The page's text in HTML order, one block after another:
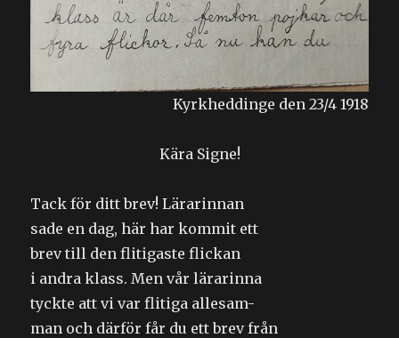
Kyrkheddinge den 23/4 1918
Kära Signe!
Tack för ditt brev! Lärarinnan
sade en dag, här har kommit ett
brev till den flitigaste flickan
i andra klass. Men vår lärarinna
tyckte att vi var flitiga allesam-
man och därför får du ett brev från